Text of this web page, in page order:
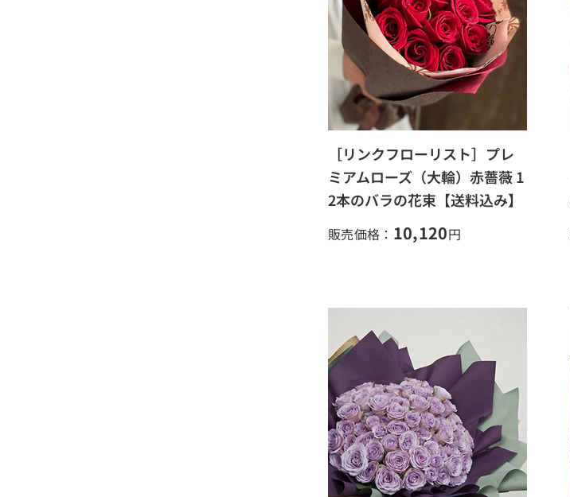
［リンクフローリスト］プレ
ミアムローズ（大輪）赤薔薇 1
2本のバラの花束【送料込み】
販売価格： 10,120円